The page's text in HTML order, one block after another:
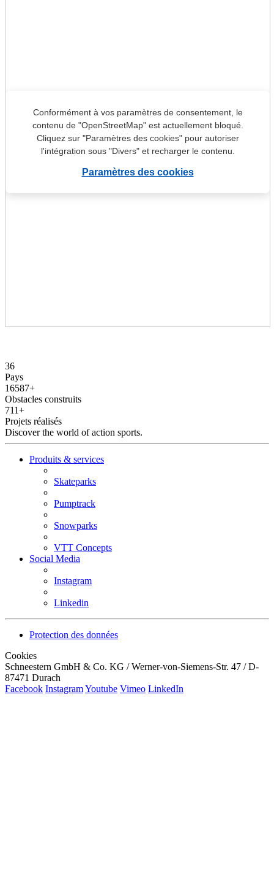
Conformément à vos paramètres de consentement, le
contenu de "OpenStreetMap" est actuellement bloqué.
Cliquez sur "Paramètres des cookies" pour autoriser
l'intégration sous "Divers" et recharger le contenu.
Paramètres des cookies
36
Pays
16587+
Obstacles construits
711+
Projets réalisés
Discover the world of action sports.
Produits & services
Skateparks
Pumptrack
Snowparks
VTT Concepts
Social Media
Instagram
Linkedin
Protection des données
Cookies
Schneestern GmbH & Co. KG / Werner-von-Siemens-Str. 47 / D-
87471 Durach
Facebook InstagramYoutube Vimeo LinkedIn